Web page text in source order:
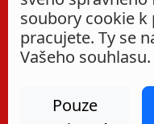
soubory cookie
pracujete. Ty se
Vašeho souhlasu.
Pouze